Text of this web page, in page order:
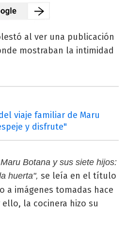
al ver una publicación
mostraban la intimidad
viaje familiar de Maru
y disfrute"
Botana y sus siete hijos:
huerta", se leía en el título
a imágenes tomadas hace
la cocinera hizo su